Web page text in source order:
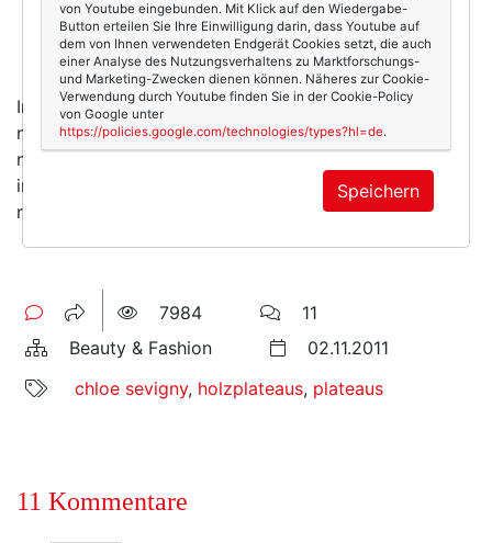
Im Sitzen machen sie sich hingegen schon jetzt sehr
nett. Und verdammt lange Beine! :-) Ich habe ja auch
noch den ganzen Winter zum Üben, und kann mich -
im Falle eines Gipsbeins - immer noch aufs Skifahren
rausreden!
7984
11
Beauty & Fashion
02.11.2011
chloe sevigny, holzplateaus, plateaus
11 Kommentare
von Youtube eingebunden. Mit Klick auf den Wiedergabe-
Button erteilen Sie Ihre Einwilligung darin, dass Youtube auf
dem von Ihnen verwendeten Endgerät Cookies setzt, die auch
einer Analyse des Nutzungsverhaltens zu Marktforschungs-
und Marketing-Zwecken dienen können. Näheres zur Cookie-
Verwendung durch Youtube finden Sie in der Cookie-Policy
von Google unter
https://policies.google.com/technologies/types?hl=de.
Speichern